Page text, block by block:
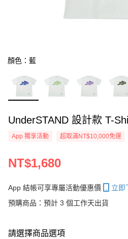
顏色：藍
App 獨享活動 超取滿NT$10,000免運
NT$1,680
App 結帳可享專屬活動優惠價
立即
預購商品：預計 3 個工作天出貨
請選擇商品選項